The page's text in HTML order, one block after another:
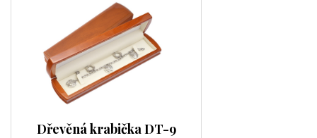
Dřevěná krabička DT-9